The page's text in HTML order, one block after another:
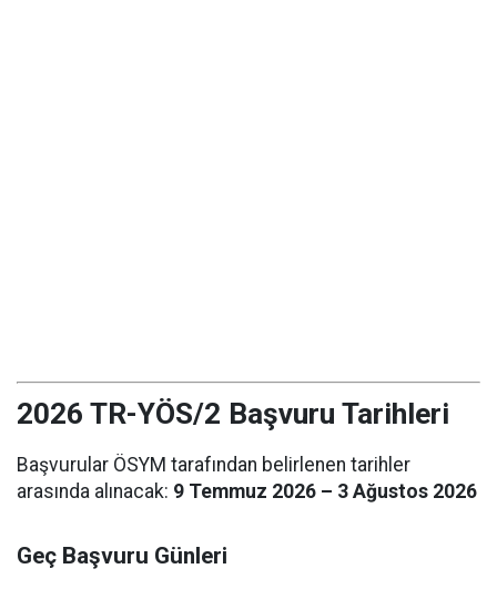
2026 TR-YÖS/2 Başvuru Tarihleri
Başvurular ÖSYM tarafından belirlenen tarihler
arasında alınacak: 9 Temmuz 2026 – 3 Ağustos 2026
Geç Başvuru Günleri